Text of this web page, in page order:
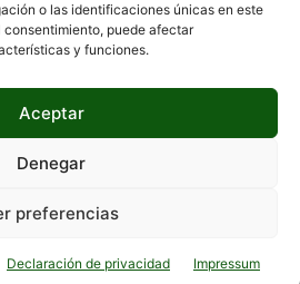
o las identificaciones únicas en este
puede afectar
y funciones.
Aceptar
Denegar
preferencias
Declaración de privacidad Impressum
de los desarrolladores, diseñadores
información actualizada, tips,
y mucho más.
SÍGUENOS